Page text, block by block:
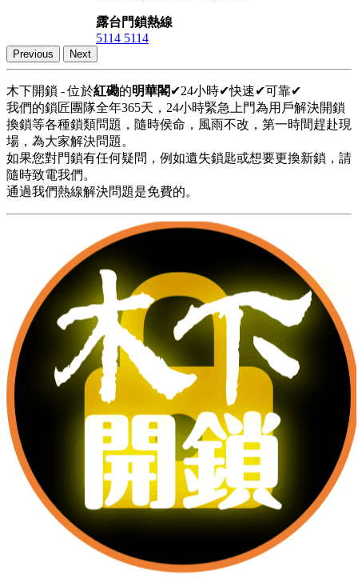
露台門鎖熱線
5114 5114
Previous Next
木下開鎖 - 位於紅磡的明華閣 ✔24小時✔快速✔可靠✔
我們的鎖匠團隊全年365天，24小時緊急上門為用戶解決開鎖
換鎖等各種鎖類問題，隨時侯命，風雨不改，第一時間趕赴現
場，為大家解決問題。
如果您對門鎖有任何疑問，例如遺失鎖匙或想要更換新鎖，請
隨時致電我們。
通過我們熱線解決問題是免費的。